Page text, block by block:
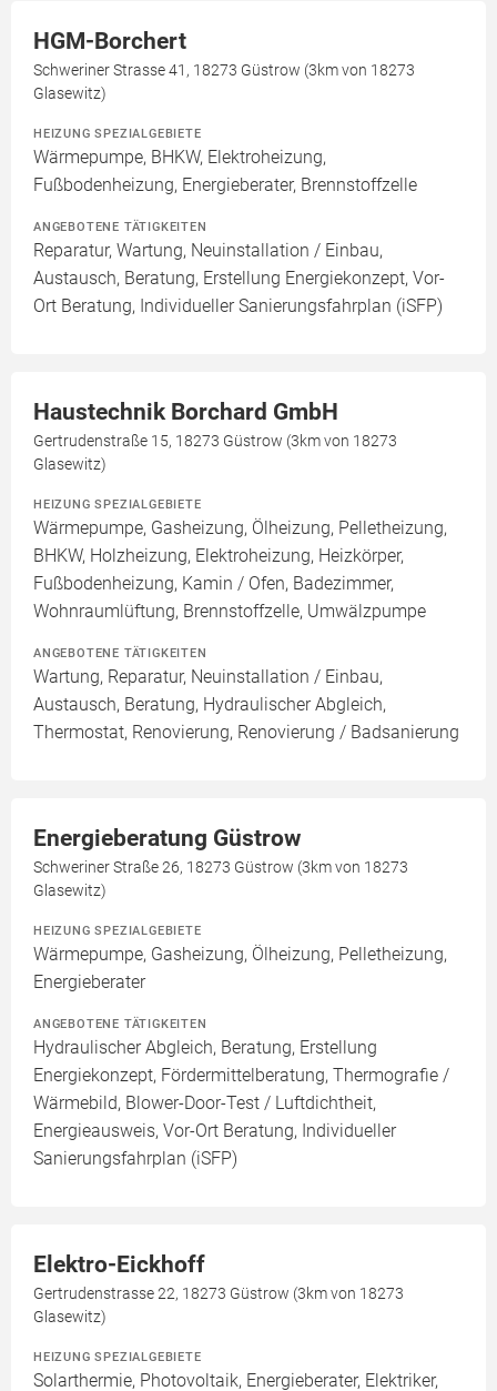
HGM-Borchert
Schweriner Strasse 41, 18273 Güstrow (3km von 18273
Glasewitz)
HEIZUNG SPEZIALGEBIETE
Wärmepumpe, BHKW, Elektroheizung,
Fußbodenheizung, Energieberater, Brennstoffzelle
ANGEBOTENE TÄTIGKEITEN
Reparatur, Wartung, Neuinstallation / Einbau,
Austausch, Beratung, Erstellung Energiekonzept, Vor-
Ort Beratung, Individueller Sanierungsfahrplan (iSFP)
Haustechnik Borchard GmbH
Gertrudenstraße 15, 18273 Güstrow (3km von 18273
Glasewitz)
HEIZUNG SPEZIALGEBIETE
Wärmepumpe, Gasheizung, Ölheizung, Pelletheizung,
BHKW, Holzheizung, Elektroheizung, Heizkörper,
Fußbodenheizung, Kamin / Ofen, Badezimmer,
Wohnraumlüftung, Brennstoffzelle, Umwälzpumpe
ANGEBOTENE TÄTIGKEITEN
Wartung, Reparatur, Neuinstallation / Einbau,
Austausch, Beratung, Hydraulischer Abgleich,
Thermostat, Renovierung, Renovierung / Badsanierung
Energieberatung Güstrow
Schweriner Straße 26, 18273 Güstrow (3km von 18273
Glasewitz)
HEIZUNG SPEZIALGEBIETE
Wärmepumpe, Gasheizung, Ölheizung, Pelletheizung,
Energieberater
ANGEBOTENE TÄTIGKEITEN
Hydraulischer Abgleich, Beratung, Erstellung
Energiekonzept, Fördermittelberatung, Thermografie /
Wärmebild, Blower-Door-Test / Luftdichtheit,
Energieausweis, Vor-Ort Beratung, Individueller
Sanierungsfahrplan (iSFP)
Elektro-Eickhoff
Gertrudenstrasse 22, 18273 Güstrow (3km von 18273
Glasewitz)
HEIZUNG SPEZIALGEBIETE
Solarthermie, Photovoltaik, Energieberater, Elektriker,